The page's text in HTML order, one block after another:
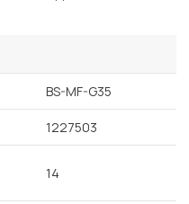
BS-MF-G35
1227503
14